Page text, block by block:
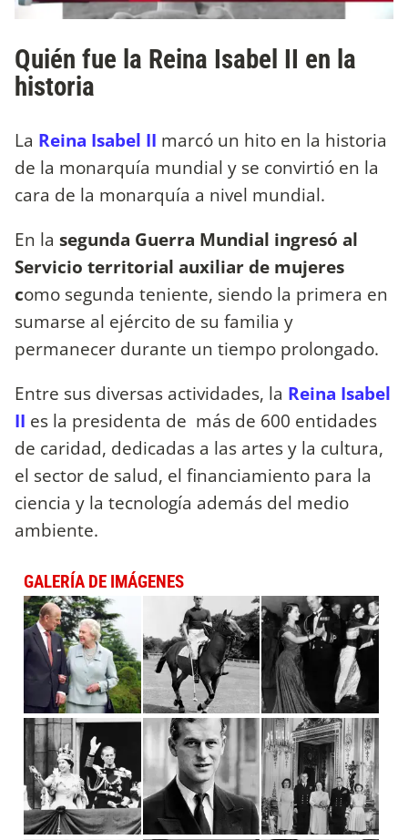
Quién fue la Reina Isabel II en la
historia
La Reina Isabel II marcó un hito en la historia
de la monarquía mundial y se convirtió en la
cara de la monarquía a nivel mundial.
En la segunda Guerra Mundial ingresó al
Servicio territorial auxiliar de mujeres
como segunda teniente, siendo la primera en
sumarse al ejército de su familia y
permanecer durante un tiempo prolongado.
Entre sus diversas actividades, la Reina Isabel
II es la presidenta de más de 600 entidades
de caridad, dedicadas a las artes y la cultura,
el sector de salud, el financiamiento para la
ciencia y la tecnología además del medio
ambiente.
GALERÍA DE IMÁGENES